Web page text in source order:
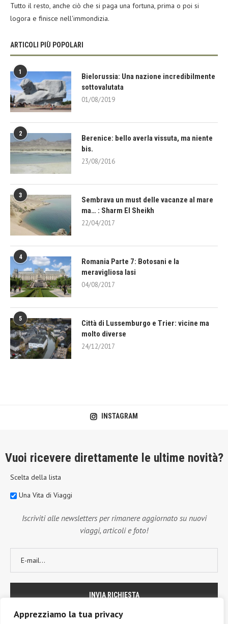
Apprezziamo la tua privacy
Tutto il resto, anche ciò che si paga una fortuna, prima o poi si
logora e finisce nell'immondizia.
ARTICOLI PIÙ POPOLARI
1
Bielorussia: Una nazione incredibilmente
sottovalutata
01/08/2019
2
Berenice: bello averla vissuta, ma niente
bis.
23/08/2016
3
Sembrava un must delle vacanze al mare
ma… : Sharm El Sheikh
22/04/2017
4
Romania Parte 7: Botosani e la
meravigliosa Iasi
04/08/2017
5
Città di Lussemburgo e Trier: vicine ma
molto diverse
24/12/2017
INSTAGRAM
Vuoi ricevere direttamente le ultime novità?
Scelta della lista
Una Vita di Viaggi
Iscriviti alle newsletters per rimanere aggiornato su nuovi
viaggi, articoli e foto!